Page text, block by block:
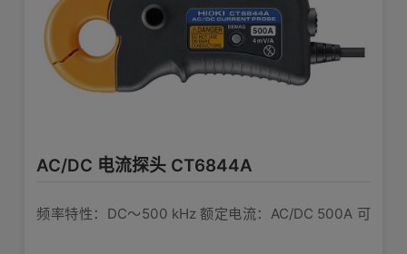
AC/DC 电流探头 CT6844A
频率特性：DC〜500 kHz 额定电流：AC/DC 500A 可